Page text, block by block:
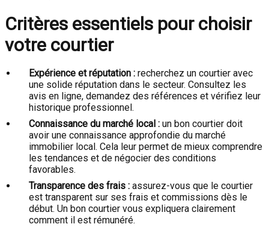
Critères essentiels pour choisir
votre courtier
Expérience et réputation : recherchez un courtier avec
une solide réputation dans le secteur. Consultez les
avis en ligne, demandez des références et vérifiez leur
historique professionnel.
Connaissance du marché local : un bon courtier doit
avoir une connaissance approfondie du marché
immobilier local. Cela leur permet de mieux comprendre
les tendances et de négocier des conditions
favorables.
Transparence des frais : assurez-vous que le courtier
est transparent sur ses frais et commissions dès le
début. Un bon courtier vous expliquera clairement
comment il est rémunéré.